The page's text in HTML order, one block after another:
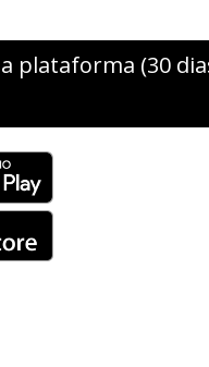
plataforma (30